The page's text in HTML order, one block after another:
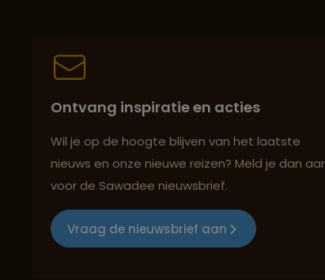
Ontvang inspiratie en acties
Wil je op de hoogte blijven van het laatste
nieuws en onze nieuwe reizen? Meld je dan
voor de Sawadee nieuwsbrief.
Vraag de nieuwsbrief aan